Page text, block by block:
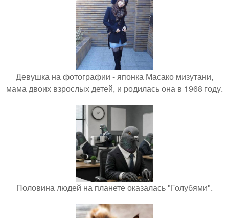
Девушка на фотографии - японка Масако мизутани,
мама двоих взрослых детей, и родилась она в 1968 году.
Половина людей на планете оказалась "Голубями".